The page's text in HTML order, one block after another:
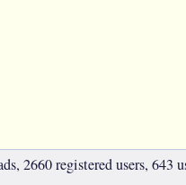
2660 registered users, 643